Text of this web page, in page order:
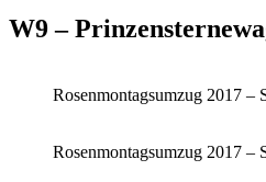
W9 –
Rosenmontagsumzug 2017 –
Rosenmontagsumzug 2017 –